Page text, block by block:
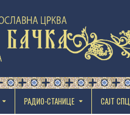
РАДИО-СТАНИЦЕ САЈТ СПЦ